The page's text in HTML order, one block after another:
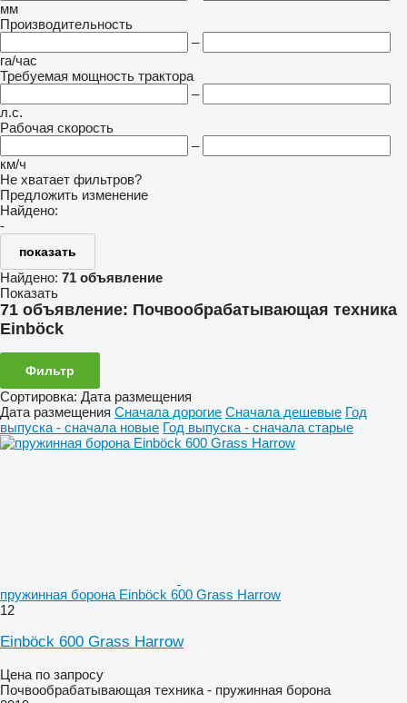
мм
Производительность
–
га/час
Требуемая мощность трактора
–
л.с.
Рабочая скорость
–
км/ч
Не хватает фильтров?
Предложить изменение
Найдено:
-
показать
Найдено: 71 объявление
Показать
71 объявление: Почвообрабатывающая техника
Einböck
Фильтр
Сортировка: Дата размещения
Дата размещения Сначала дорогие Сначала дешевые Год
выпуска - сначала новые Год выпуска - сначала старые
пружинная борона Einböck 600 Grass Harrow
12
Einböck 600 Grass Harrow
Цена по запросу
Почвообрабатывающая техника - пружинная борона